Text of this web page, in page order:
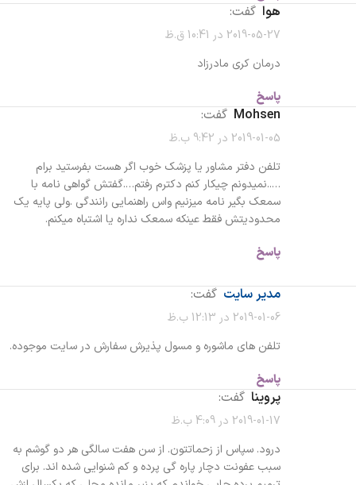
هوا گفت:
2019-05-27 در 10:41 ق.ظ
درمان کری مادرزاد
پاسخ
Mohsen گفت:
2019-01-05 در 9:42 ب.ظ
تلفن دفتر مشاور یا پزشک خوب اگر هست بفرستید برام
…..نمیدونم چیکار کنم دکترم رفتم….گفتش گواهی نامه با
سمعک بگیر نامه میزنیم واس راهنمایی رانندگی .ولی پایه یک
محدودیتش فقط عینکه سمعک نداره یا اشتباه میکنم.
پاسخ
مدیر سایت گفت:
2019-01-06 در 12:13 ب.ظ
تلفن های ماشوره و مسول پذیرش سفارش در سایت موجوده.
پاسخ
پروینا گفت:
2019-01-17 در 4:09 ب.ظ
درود. سپاس از زحماتتون. از سن هفت سالگی هر دو گوشم به
سبب عفونت دچار پاره گی پرده و کم شنوایی شده اند. برای